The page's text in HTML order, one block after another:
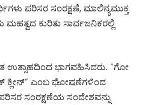
ಪರಿಸರ ಸಂರಕ್ಷಣೆ, ಮಾಲಿನ್ಯಮುಕ್ತ
ಕುರಿತು ಸಾರ್ವಜನಿಕರಲ್ಲಿ
ಉತ್ಸಾಹದಿಂದ ಭಾಗವಹಿಸಿದರು. “ಗೋ
ಕ್ಲೀನ್” ಎಂಬ ಘೋಷಣೆಗಳಿಂದ
ಸಂರಕ್ಷಣೆಯ ಸಂದೇಶವನ್ನು